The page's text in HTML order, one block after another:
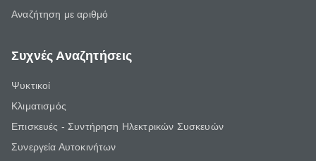
Αναζήτηση με αριθμό
Συχνές Αναζητήσεις
Ψυκτικοί
Κλιματισμός
Επισκευές - Συντήρηση Ηλεκτρικών Συσκευών
Συνεργεία Αυτοκινήτων